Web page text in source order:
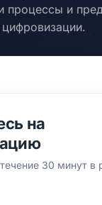
процессы и
цифровизации.
на
30 минут в